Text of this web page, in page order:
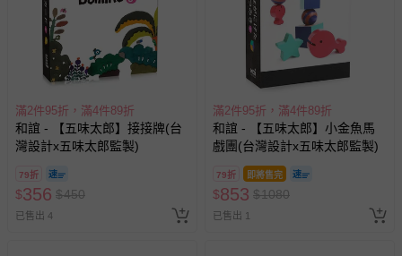
滿2件95折，滿4件89折
和誼 - 【五味太郎】接接牌(台
灣設計x五味太郎監製)
79折
$356 $450
已售出 4
滿2件95折，滿4件89折
和誼 - 【五味太郎】小金魚馬
戲團(台灣設計x五味太郎監製)
79折 即將售完
$853 $1080
已售出 1